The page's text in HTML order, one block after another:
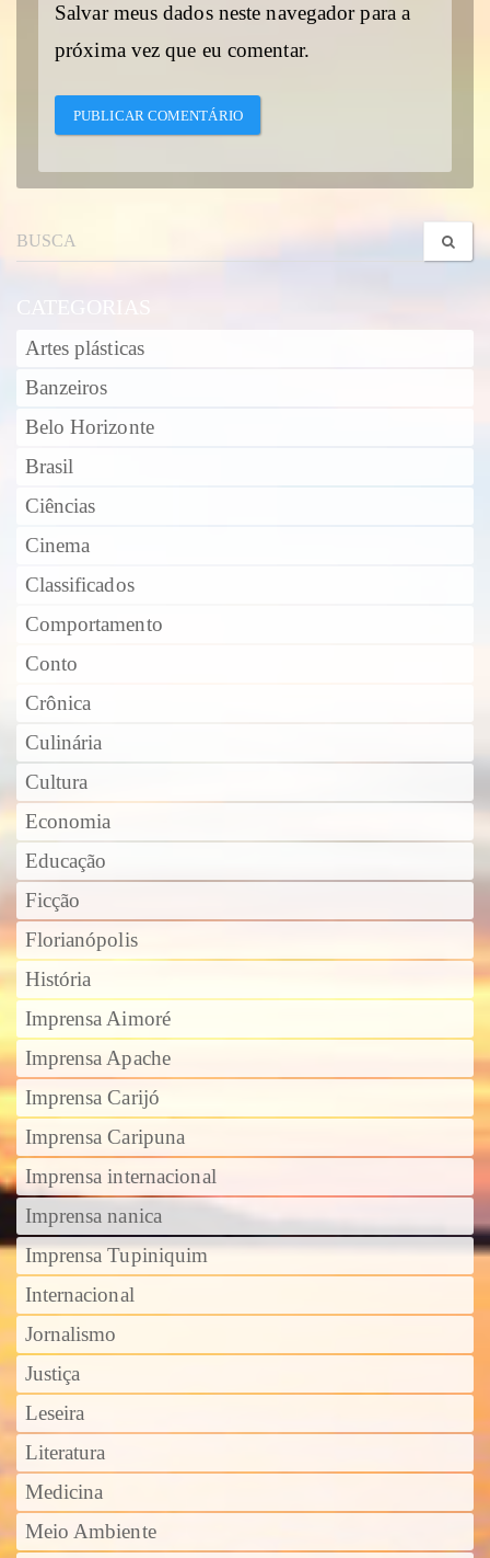
Salvar meus dados neste navegador para a
próxima vez que eu comentar.
CATEGORIAS
Artes plásticas
Banzeiros
Belo Horizonte
Brasil
Ciências
Cinema
Classificados
Comportamento
Conto
Crônica
Culinária
Cultura
Economia
Educação
Ficção
Florianópolis
História
Imprensa Aimoré
Imprensa Apache
Imprensa Carijó
Imprensa Caripuna
Imprensa internacional
Imprensa nanica
Imprensa Tupiniquim
Internacional
Jornalismo
Justiça
Leseira
Literatura
Medicina
Meio Ambiente